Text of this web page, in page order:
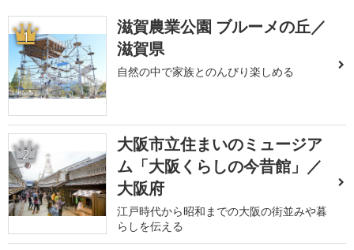
1
滋賀農業公園 ブルーメの丘／
滋賀県
自然の中で家族とのんびり楽しめる
2
大阪市立住まいのミュージア
ム「大阪くらしの今昔館」／
大阪府
江戸時代から昭和までの大阪の街並みや暮
らしを伝える